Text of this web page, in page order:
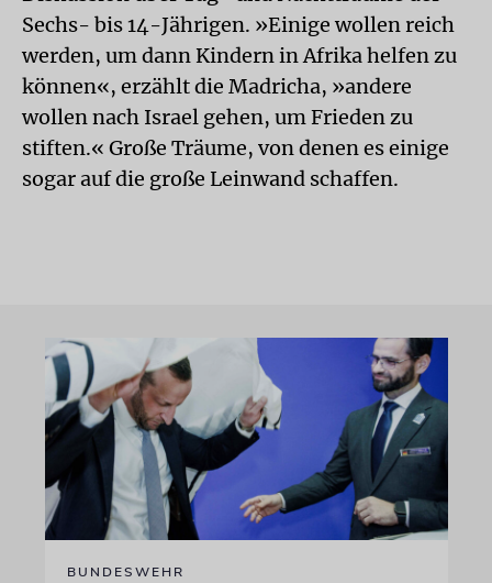
Sechs- bis 14-Jährigen. »Einige wollen reich
werden, um dann Kindern in Afrika helfen zu
können«, erzählt die Madricha, »andere
wollen nach Israel gehen, um Frieden zu
stiften.« Große Träume, von denen es einige
sogar auf die große Leinwand schaffen.
BUNDESWEHR